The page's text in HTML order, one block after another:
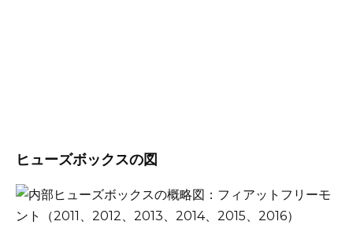
ヒューズボックスの図